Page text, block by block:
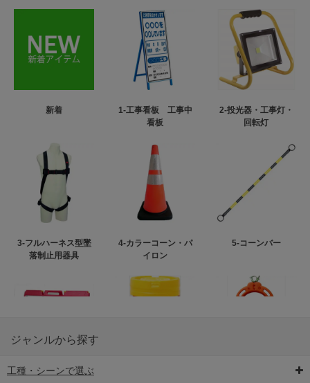
新着
1-工事看板 工事中
看板
2-投光器・工事灯・
回転灯
3-フルハーネス型墜
落制止用器具
4-カラーコーン・パ
イロン
5-コーンバー
6-矢印板/LED矢印板
ジャンルから探す
工種・シーンで選ぶ